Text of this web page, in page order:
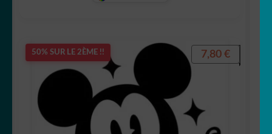
50% SUR LE 2ÈME !! 7,80 €